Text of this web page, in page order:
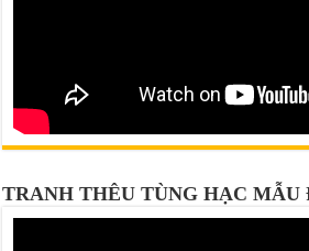
TRANH THÊU TÙNG HẠC MẪU